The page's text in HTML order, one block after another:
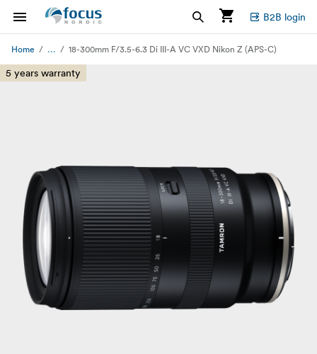
B2B login
Home ... 18-300mm F/3.5-6.3 Di III-A VC VXD Nikon Z (APS-C)
5 years warranty